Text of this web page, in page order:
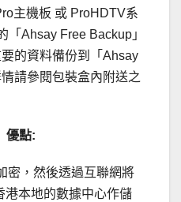
主機板 或 ProHDTV系
「Ahsay Free Backup」
的資料備份到「Ahsay
請參閱包裝盒內附送之
優點:
密，然後透過互聯網將
港本地的數據中心作儲